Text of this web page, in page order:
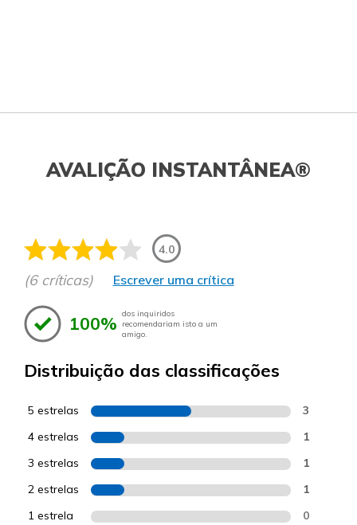
AVALIÇÃO INSTANTÂNEA®
4.0
(6 críticas) Escrever uma crítica
100% dos inquiridos
recomendariam isto a um
amigo.
Distribuição das classificações
5 estrelas 3
4 estrelas 1
3 estrelas 1
2 estrelas 1
1 estrela 0